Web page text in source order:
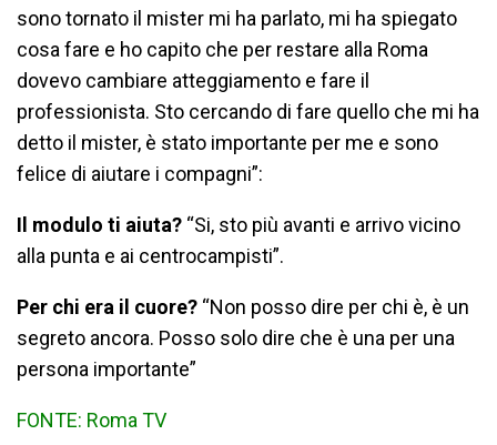
sono tornato il mister mi ha parlato, mi ha spiegato
cosa fare e ho capito che per restare alla Roma
dovevo cambiare atteggiamento e fare il
professionista. Sto cercando di fare quello che mi ha
detto il mister, è stato importante per me e sono
felice di aiutare i compagni”:
Il modulo ti aiuta? “Si, sto più avanti e arrivo vicino
alla punta e ai centrocampisti”.
Per chi era il cuore? “Non posso dire per chi è, è un
segreto ancora. Posso solo dire che è una per una
persona importante”
FONTE: Roma TV